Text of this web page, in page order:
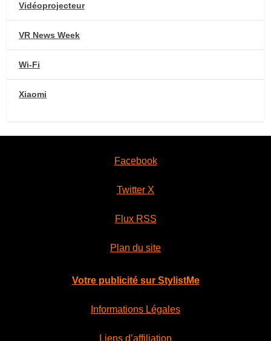
Vidéoprojecteur
VR News Week
Wi-Fi
Xiaomi
Facebook
Twitter X
Flux RSS
Plan du site
Votre publicité sur StylistMe
Informations Légales
Liens d’affiliation